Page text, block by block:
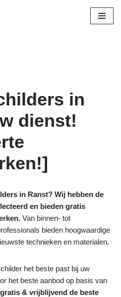
in
dienst!
in Ranst? Wij hebben de
en bieden gratis
Van binnen- tot
bieden hoogwaardige
technieken en materialen.
het beste past bij uw
het beste aanbod op basis van
gratis & vrijblijvend de beste